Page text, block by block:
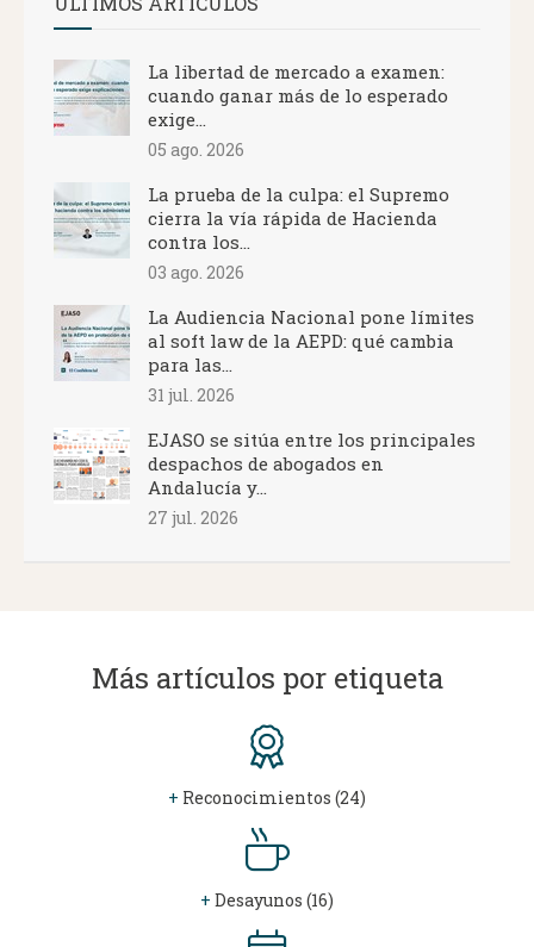
La libertad de mercado a examen:
cuando ganar más de lo esperado
exige...
05 ago. 2026
La prueba de la culpa: el Supremo
cierra la vía rápida de Hacienda
contra los...
03 ago. 2026
La Audiencia Nacional pone límites
al soft law de la AEPD: qué cambia
para las...
31 jul. 2026
EJASO se sitúa entre los principales
despachos de abogados en
Andalucía y...
27 jul. 2026
Más artículos por etiqueta
+ Reconocimientos (24)
+ Desayunos (16)